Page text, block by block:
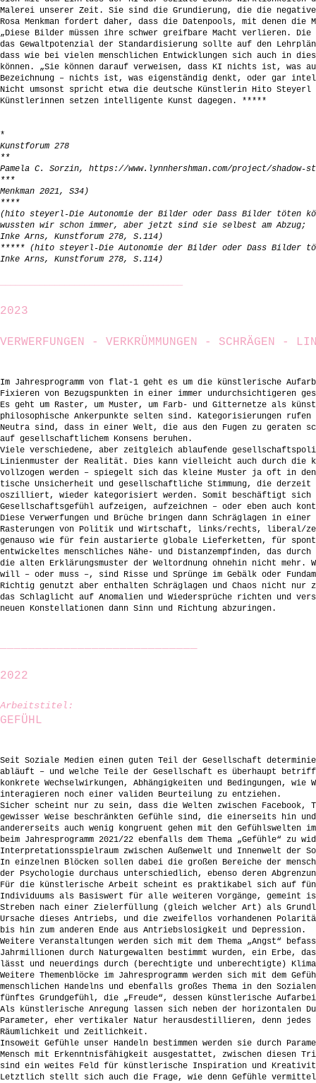
Malerei unserer Zeit. Sie sind die Grundierung, die die
Rosa Menkman fordert daher, dass die Datenpools, mit denen
„Diese Bilder müssen ihre schwer greifbare Macht verlieren.
das Gewaltpotenzial der Standardisierung sollte auf den
dass wie bei vielen menschlichen Entwicklungen sich auch in
können. „Sie können darauf verweisen, dass KI nichts ist, was
Bezeichnung – nichts ist, was eigenständig denkt, oder gar
Nicht umsonst spricht etwa die deutsche Künstlerin Hito
Künstlerinnen setzen intelligente Kunst dagegen. *****
*
Kunstforum 278
**
Pamela C. Sorzin, https://www.lynnhershman.com/project/shadow-
***
Menkman 2021, S34)
****
(hito steyerl-Die Autonomie der Bilder oder Dass Bilder töten
wussten wir schon immer, aber jetzt sind sie selbest am Abzug;
Inke Arns, Kunstforum 278, S.114)
***** (hito steyerl-Die Autonomie der Bilder oder Dass Bilder
Inke Arns, Kunstforum 278, S.114)
2023
VERWERFUNGEN - VERKRÜMMUNGEN - SCHRÄGEN -
Im Jahresprogramm von flat-1 geht es um die künstlerische
Fixieren von Bezugspunkten in einer immer undurchsichtigeren
Es geht um Raster, um Muster, um Farb- und Gitternetze als
philosophische Ankerpunkte selten sind. Kategorisierungen rufen
Neutra sind, dass in einer Welt, die aus den Fugen zu geraten
auf gesellschaftlichem Konsens beruhen.
Viele verschiedene, aber zeitgleich ablaufende
Linienmuster der Realität. Dies kann vielleicht auch durch die
vollzogen werden – spiegelt sich das kleine Muster ja oft in
tische Unsicherheit und gesellschaftliche Stimmung, die derzeit
oszilliert, wieder kategorisiert werden. Somit beschäftigt sich
Gesellschaftsgefühl aufzeigen, aufzeichnen – oder eben auch
Diese Verwerfungen und Brüche bringen dann Schräglagen in
Rasterungen von Politik und Wirtschaft, links/rechts, liberal/
genauso wie für fein austarierte globale Lieferketten, für
entwickeltes menschliches Nähe- und Distanzempfinden, das
die alten Erklärungsmuster der Weltordnung ohnehin nicht
will – oder muss –, sind Risse und Sprünge im Gebälk oder
Richtig genutzt aber enthalten Schräglagen und Chaos nicht
das Schlaglicht auf Anomalien und Wiedersprüche richten und
neuen Konstellationen dann Sinn und Richtung abzuringen.
2022
Arbeitstitel:
GEFÜHL
Seit Soziale Medien einen guten Teil der Gesellschaft
abläuft – und welche Teile der Gesellschaft es überhaupt
konkrete Wechselwirkungen, Abhängigkeiten und Bedingungen,
interagieren noch einer validen Beurteilung zu entziehen.
Sicher scheint nur zu sein, dass die Welten zwischen
gewisser Weise beschränkten Gefühle sind, die einerseits hin
andererseits auch wenig kongruent gehen mit den Gefühlswelten
beim Jahresprogramm 2021/22 ebenfalls dem Thema „Gefühle“
Interpretationsspielraum zwischen Außenwelt und Innenwelt der
In einzelnen Blöcken sollen dabei die großen Bereiche der
der Psychologie durchaus unterschiedlich, ebenso deren
Für die künstlerische Arbeit scheint es praktikabel sich auf
Individuums als Basiswert für alle weiteren Vorgänge, gemeint
Streben nach einer Zielerfüllung (gleich welcher Art) als
Ursache dieses Antriebs, und die zweifellos vorhandenen
bis hin zum anderen Ende aus Antriebslosigkeit und Depression.
Weitere Veranstaltungen werden sich mit dem Thema „Angst“
Jahrmillionen durch Naturgewalten bestimmt wurden, ein Erbe,
lässt und neuerdings durch (berechtigte und unberechtigte)
Weitere Themenblöcke im Jahresprogramm werden sich mit dem
menschlichen Handelns und ebenfalls großes Thema in den
fünftes Grundgefühl, die „Freude“, dessen künstlerische
Als künstlerische Anregung lassen sich neben der horizontalen
Parameter, eher vertikaler Natur herausdestillieren, denn
Räumlichkeit und Zeitlichkeit.
Insoweit Gefühle unser Handeln bestimmen werden sie durch
Mensch mit Erkenntnisfähigkeit ausgestattet, zwischen diesen
sind ein weites Feld für künstlerische Inspiration und
Letztlich stellt sich auch die Frage, wie denn Gefühle